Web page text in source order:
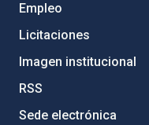
Empleo
Licitaciones
Imagen institucional
RSS
Sede electrónica